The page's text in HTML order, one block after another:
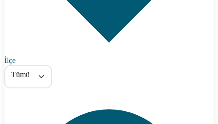
İlçe
Tümü